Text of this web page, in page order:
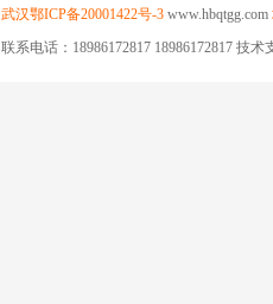
武汉鄂ICP备20001422号-3www.hbqtgg.com
联系电话：18986172817 18986172817 技